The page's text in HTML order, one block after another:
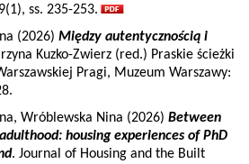
ss. 235-253.
(2026) Między autentycznością i
Kuzko-Zwierz (red.) Praskie ścieżki
Pragi, Muzeum Warszawy:
Wróblewska Nina (2026) Between
housing experiences of PhD
. Journal of Housing and the Built